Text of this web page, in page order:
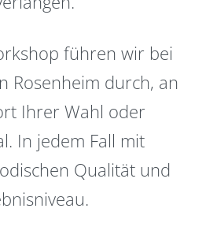
führen wir bei
Rosenheim durch, an
Ihrer Wahl oder
In jedem Fall mit
Qualität und